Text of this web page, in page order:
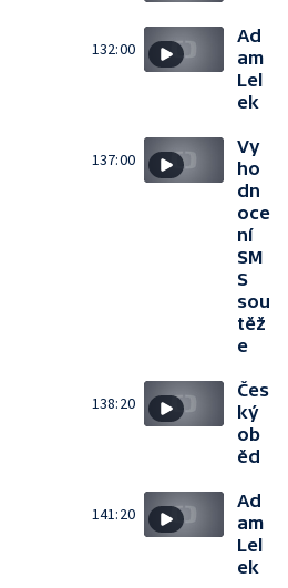
132:00
Ad
am
Lel
ek
137:00
Vy
ho
dn
oce
ní
SM
S
sou
těž
e
138:20
Čes
ký
ob
ěd
141:20
Ad
am
Lel
ek